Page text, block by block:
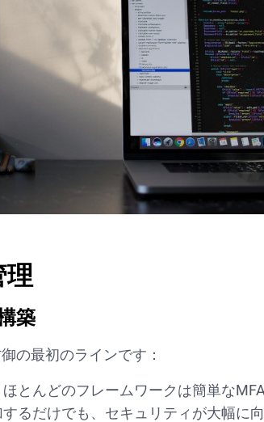
理
築
の最初のラインです：
ほとんどのフレームワークは簡単な
るだけでも、セキュリティが大幅に向